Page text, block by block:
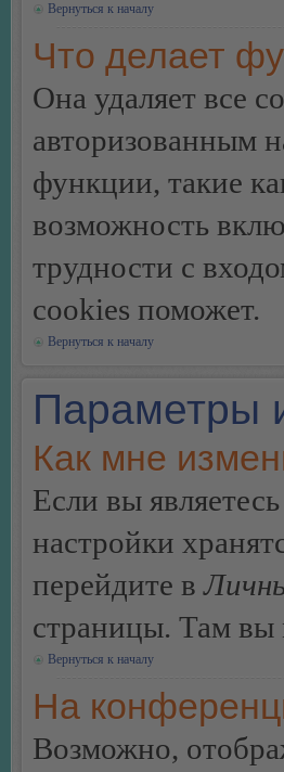
Вернуться к началу
Что делает
Она удаляет все
авторизованным
функции, такие
возможность
трудности с
cookies поможет.
Вернуться к началу
Параметры
Как мне
Если вы
настройки
перейдите в
страницы. Там вы
Вернуться к началу
На
Возможно,